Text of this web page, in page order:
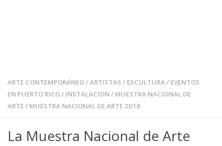
ARTE CONTEMPORÁNEO/ARTISTAS / ESCULTURA/ EVENTOS
EN PUERTO RICO/ INSTALACION / MUESTRA NACIONAL DE
ARTE/ MUESTRA NACIONAL DE ARTE 2018
La Muestra Nacional de Arte